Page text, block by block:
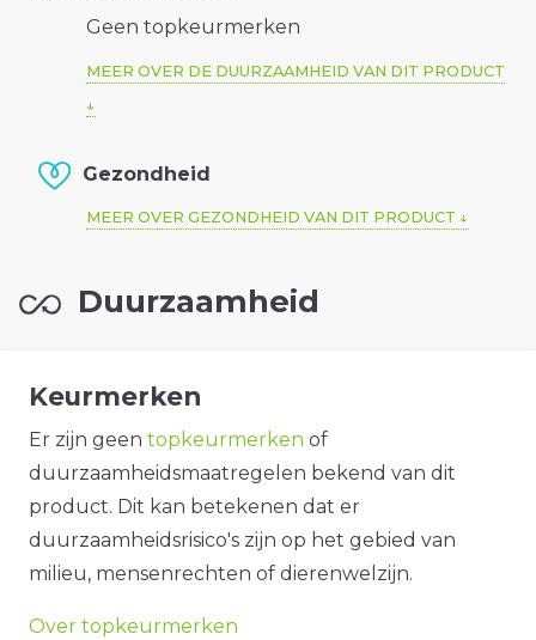
Geen topkeurmerken
MEER OVER DE DUURZAAMHEID VAN DIT PRODUCT
Gezondheid
MEER OVER GEZONDHEID VAN DIT PRODUCT
Duurzaamheid
Keurmerken
Er zijn geen topkeurmerken of
duurzaamheidsmaatregelen bekend van dit
product. Dit kan betekenen dat er
duurzaamheidsrisico's zijn op het gebied van
milieu, mensenrechten of dierenwelzijn.
Over topkeurmerken